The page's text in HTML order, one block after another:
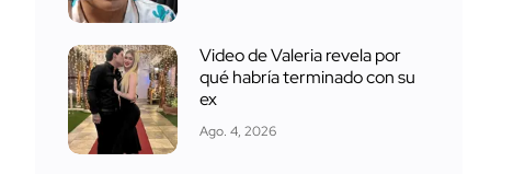
Video de Valeria revela por
qué habría terminado con su
ex
Ago. 4, 2026